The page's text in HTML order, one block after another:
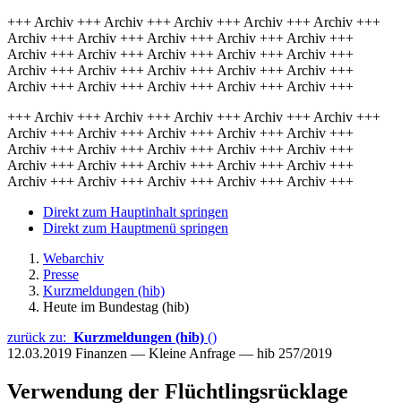
+++ Archiv +++ Archiv +++ Archiv +++ Archiv +++ Archiv +++
Archiv +++ Archiv +++ Archiv +++ Archiv +++ Archiv +++
Archiv +++ Archiv +++ Archiv +++ Archiv +++ Archiv +++
Archiv +++ Archiv +++ Archiv +++ Archiv +++ Archiv +++
Archiv +++ Archiv +++ Archiv +++ Archiv +++ Archiv +++
+++ Archiv +++ Archiv +++ Archiv +++ Archiv +++ Archiv +++
Archiv +++ Archiv +++ Archiv +++ Archiv +++ Archiv +++
Archiv +++ Archiv +++ Archiv +++ Archiv +++ Archiv +++
Archiv +++ Archiv +++ Archiv +++ Archiv +++ Archiv +++
Archiv +++ Archiv +++ Archiv +++ Archiv +++ Archiv +++
Direkt zum Hauptinhalt springen
Direkt zum Hauptmenü springen
Webarchiv
Presse
Kurzmeldungen (hib)
Heute im Bundestag (hib)
zurück zu: Kurzmeldungen (hib) ()
12.03.2019 Finanzen — Kleine Anfrage — hib 257/2019
Verwendung der Flüchtlingsrücklage